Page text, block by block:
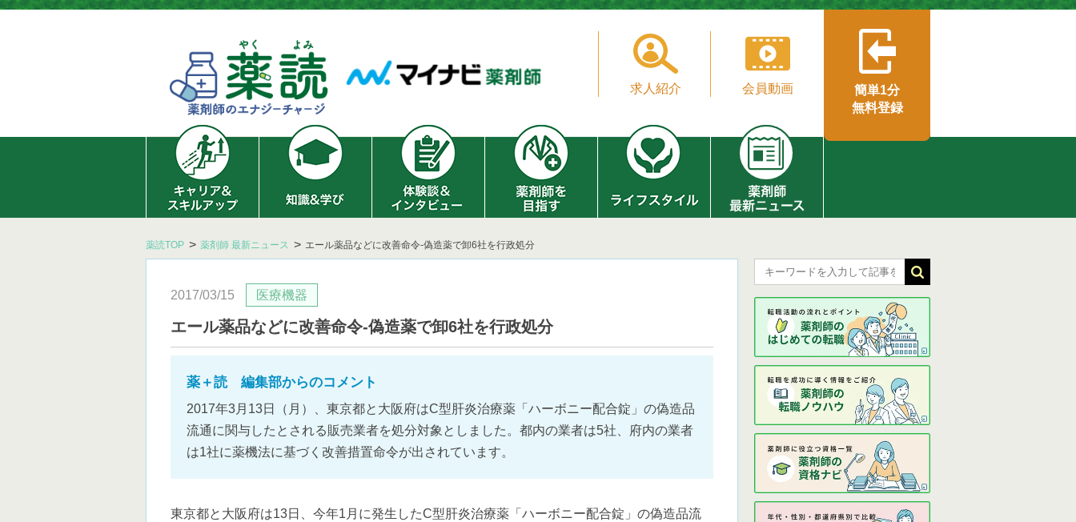
求人紹介 会員動画
簡単1分
無料登録
薬読TOP 薬剤師 最新ニュース エール薬品などに改善命令‐偽造薬で卸6社を行政処分
2017/03/15 医療機器
エール薬品などに改善命令‐偽造薬で卸6社を行政処分
薬＋読 編集部からのコメント
2017年3月13日（月）、東京都と大阪府はC型肝炎治療薬「ハーボニー配合錠」の偽造品
流通に関与したとされる販売業者を処分対象としました。都内の業者は5社、府内の業者
は1社に薬機法に基づく改善措置命令が出されています。
東京都と大阪府は13日、今年1月に発生したC型肝炎治療薬「ハーボニー配合錠」の偽造品流